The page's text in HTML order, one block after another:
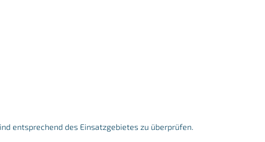
entsprechend des Einsatzgebietes zu überprüfen.